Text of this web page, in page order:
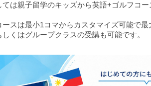
ては親子留学のキッズから英語+ゴルフコ
ースは最小1コマからカスタマイズ可能で
しくはグループクラスの受講も可能です。